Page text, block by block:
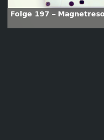
Folge 197 –